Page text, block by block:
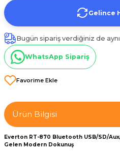
Gelince
Bugün sipariş verdiğiniz de
WhatsApp Sipariş
Ürün Bilgisi
Everton RT-870 Bluetooth USB/SD/
Gelen Modern Dokunuş